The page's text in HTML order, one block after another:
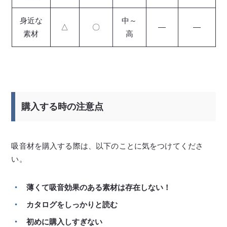
身近な
素材
△ 〇
中～
高
― ―
購入する時の注意点
吸音材を購入する際は、以下のことに気をつけてくださ
い。
薄くて吸音効果のある素材は存在しない！
カタログをしっかりと読む
初めに購入しすぎない